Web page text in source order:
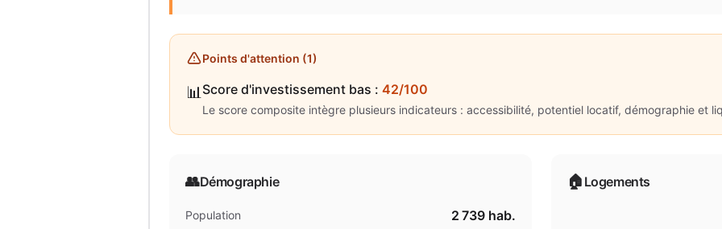
Points d'attention (1)
📊Score d'investissement bas : 42/100
Le score composite intègre plusieurs indicateurs : accessibilité, potentiel locatif, démographie et
👥Démographie
Population 2 739 hab.
🏠 Logements